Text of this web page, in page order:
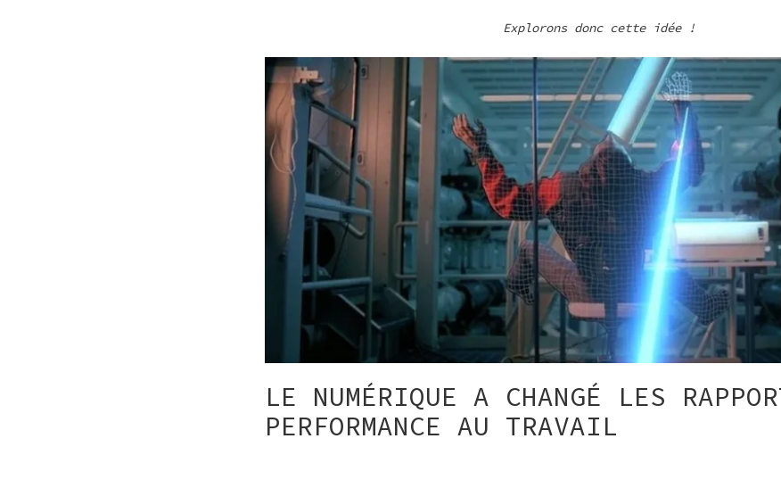
Explorons donc cette idée !
LE NUMÉRIQUE A CHANGÉ LES
PERFORMANCE AU TRAVAIL